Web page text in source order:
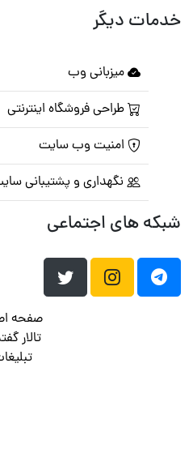
خدمات دیگر
میزبانی وب
طراحی فروشگاه اینترنتی
امنیت وب سایت
نگهداری و پشتیبانی
شبکه های اجتماعی
صفحه
تالار